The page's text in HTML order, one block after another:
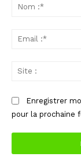
Enregistrer
pour la prochaine